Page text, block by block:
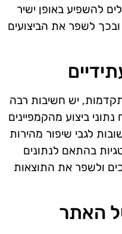
להשפיע באופן ישיר
לשפר את הביצועים
יש חשיבות רבה
נתוני ביצוע מהקמפיינים
לגבי שיפור מהירות
בהתאם לנתונים
ולשפר את התוצאות
האתר